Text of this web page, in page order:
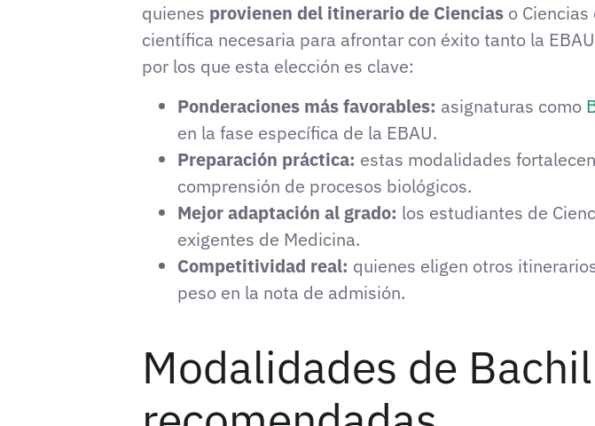
quienes provienen del itinerario de Ciencias o
científica necesaria para afrontar con éxito tanto la
por los que esta elección es clave:
Ponderaciones más favorables: asignaturas como
en la fase específica de la EBAU.
Preparación práctica: estas modalidades
comprensión de procesos biológicos.
Mejor adaptación al grado: los estudiantes de
exigentes de Medicina.
Competitividad real: quienes eligen otros
peso en la nota de admisión.
Modalidades de